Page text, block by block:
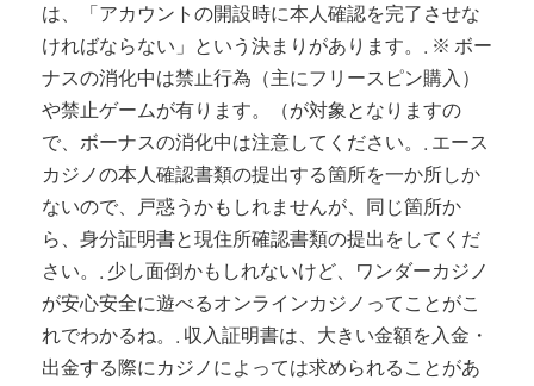
は、「アカウントの開設時に本人確認を完了させな
ければならない」という決まりがあります。. ※ ボー
ナスの消化中は禁止行為（主にフリースピン購入）
や禁止ゲームが有ります。（が対象となりますの
で、ボーナスの消化中は注意してください。. エース
カジノの本人確認書類の提出する箇所を一か所しか
ないので、戸惑うかもしれませんが、同じ箇所か
ら、身分証明書と現住所確認書類の提出をしてくだ
さい。. 少し面倒かもしれないけど、ワンダーカジノ
が安心安全に遊べるオンラインカジノってことがこ
れでわかるね。. 収入証明書は、大きい金額を入金・
出金する際にカジノによっては求められることがあ